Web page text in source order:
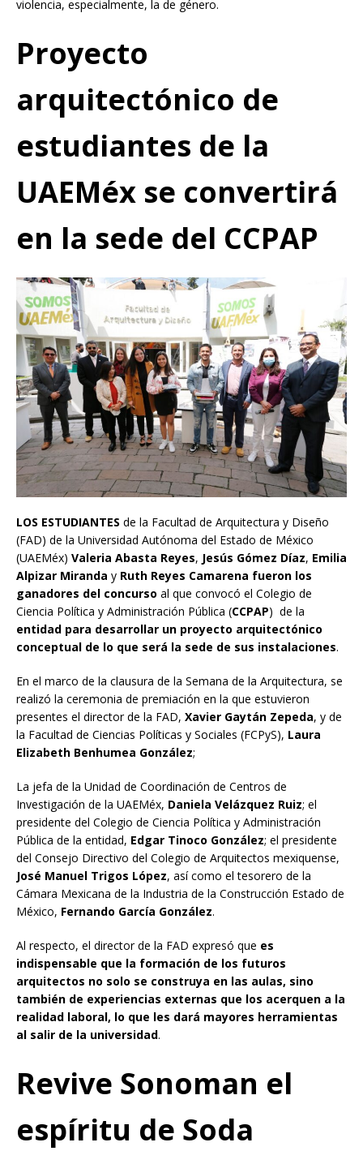
violencia, especialmente, la de género.
Proyecto
arquitectónico de
estudiantes de la
UAEMéx se convertirá
en la sede del CCPAP
LOS ESTUDIANTES de la Facultad de Arquitectura y Diseño
(FAD) de la Universidad Autónoma del Estado de México
(UAEMéx) Valeria Abasta Reyes, Jesús Gómez Díaz, Emilia
Alpizar Miranda y Ruth Reyes Camarena fueron los
ganadores del concurso al que convocó el Colegio de
Ciencia Política y Administración Pública (CCPAP) de la
entidad para desarrollar un proyecto arquitectónico
conceptual de lo que será la sede de sus instalaciones.
En el marco de la clausura de la Semana de la Arquitectura, se
realizó la ceremonia de premiación en la que estuvieron
presentes el director de la FAD, Xavier Gaytán Zepeda, y de
la Facultad de Ciencias Políticas y Sociales (FCPyS), Laura
Elizabeth Benhumea González;
La jefa de la Unidad de Coordinación de Centros de
Investigación de la UAEMéx, Daniela Velázquez Ruiz; el
presidente del Colegio de Ciencia Política y Administración
Pública de la entidad, Edgar Tinoco González; el presidente
del Consejo Directivo del Colegio de Arquitectos mexiquense,
José Manuel Trigos López, así como el tesorero de la
Cámara Mexicana de la Industria de la Construcción Estado de
México, Fernando García González.
Al respecto, el director de la FAD expresó que es
indispensable que la formación de los futuros
arquitectos no solo se construya en las aulas, sino
también de experiencias externas que los acerquen a la
realidad laboral, lo que les dará mayores herramientas
al salir de la universidad.
Revive Sonoman el
espíritu de Soda